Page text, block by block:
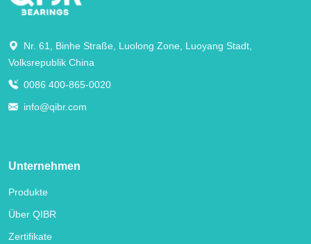
Nr. 61, Binhe Straße, Luolong Zone, Luoyang Stadt,
Volksrepublik China
0086 400-865-0020
info@qibr.com
Unternehmen
Produkte
Über QIBR
Zertifikate